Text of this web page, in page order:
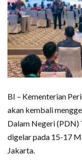
BI – Kementerian
akan kembali
Dalam Negeri (PDN)
digelar pada 15-17
Jakarta.